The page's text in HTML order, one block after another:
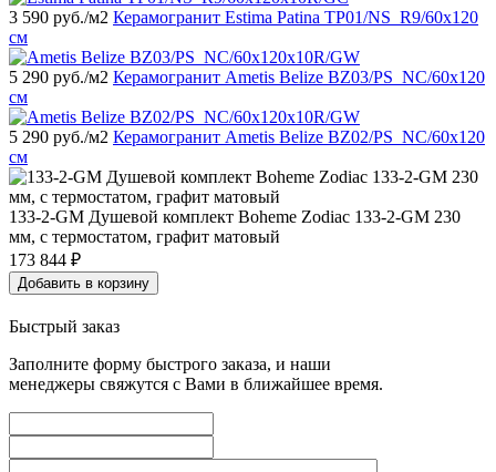
3 590 руб./м2 Керамогранит Estima Patina TP01/NS_R9/60x120
см
5 290 руб./м2 Керамогранит Ametis Belize BZ03/PS_NC/60x120
см
5 290 руб./м2 Керамогранит Ametis Belize BZ02/PS_NC/60x120
см
133-2-GM Душевой комплект Boheme Zodiac 133-2-GM 230
мм, с термостатом, графит матовый
173 844 ₽
Добавить в корзину
Быстрый заказ
Заполните форму быстрого заказа, и наши
менеджеры свяжутся с Вами в ближайшее время.